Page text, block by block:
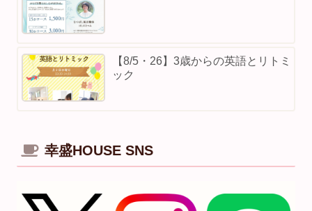
【8/5・26】3歳からの英語とリトミ
ック
幸盛HOUSE SNS